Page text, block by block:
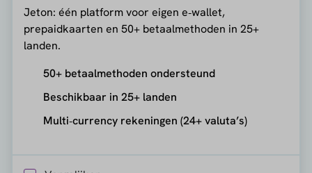
Jeton: één platform voor eigen e‑wallet,
prepaidkaarten en 50+ betaalmethoden in 25+
landen.
50+ betaalmethoden ondersteund
Beschikbaar in 25+ landen
Multi‑currency rekeningen (24+ valuta’s)